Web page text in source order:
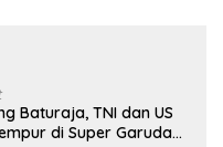
Baturaja, TNI dan US
di Super Garuda